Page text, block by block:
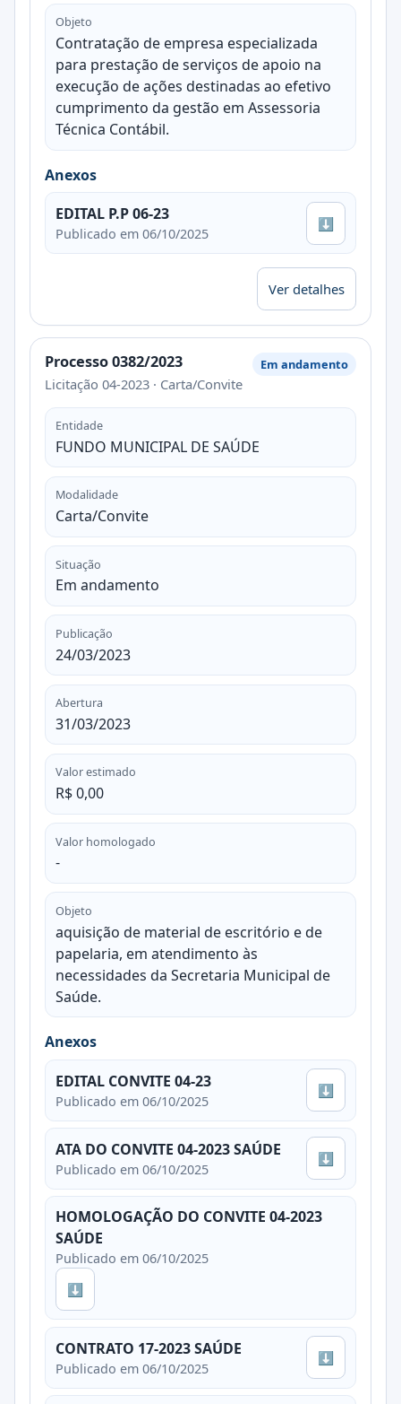
Objeto
Contratação de empresa especializada
para prestação de serviços de apoio na
execução de ações destinadas ao efetivo
cumprimento da gestão em Assessoria
Técnica Contábil.
Anexos
EDITAL P.P 06-23
Publicado em 06/10/2025
⬇
Ver detalhes
Processo 0382/2023
Licitação 04-2023 · Carta/Convite
Em andamento
Entidade
FUNDO MUNICIPAL DE SAÚDE
Modalidade
Carta/Convite
Situação
Em andamento
Publicação
24/03/2023
Abertura
31/03/2023
Valor estimado
R$ 0,00
Valor homologado
-
Objeto
aquisição de material de escritório e de
papelaria, em atendimento às
necessidades da Secretaria Municipal de
Saúde.
Anexos
EDITAL CONVITE 04-23
Publicado em 06/10/2025
⬇
ATA DO CONVITE 04-2023 SAÚDE
Publicado em 06/10/2025
⬇
HOMOLOGAÇÃO DO CONVITE 04-2023
SAÚDE
Publicado em 06/10/2025
⬇
CONTRATO 17-2023 SAÚDE
Publicado em 06/10/2025
⬇